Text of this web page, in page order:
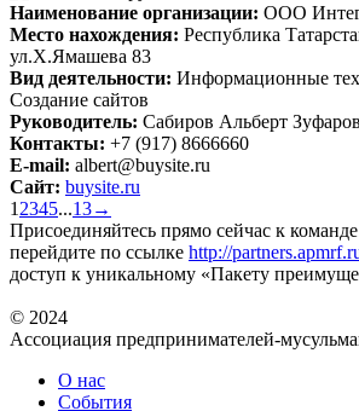
Наименование организации: ООО
Место нахождения: Республика
ул.Х.Ямашева 83
Вид деятельности: Информационные
Создание сайтов
Руководитель: Сабиров Альберт
Контакты: +7 (917) 8666660
E-mail: albert@buysite.ru
Сайт: buysite.ru
1 2345...13→
Присоединяйтесь прямо сейчас к
перейдите по ссылке http://
доступ к уникальному «Пакету
© 2024
Ассоциация предпринимателей-
О нас
События